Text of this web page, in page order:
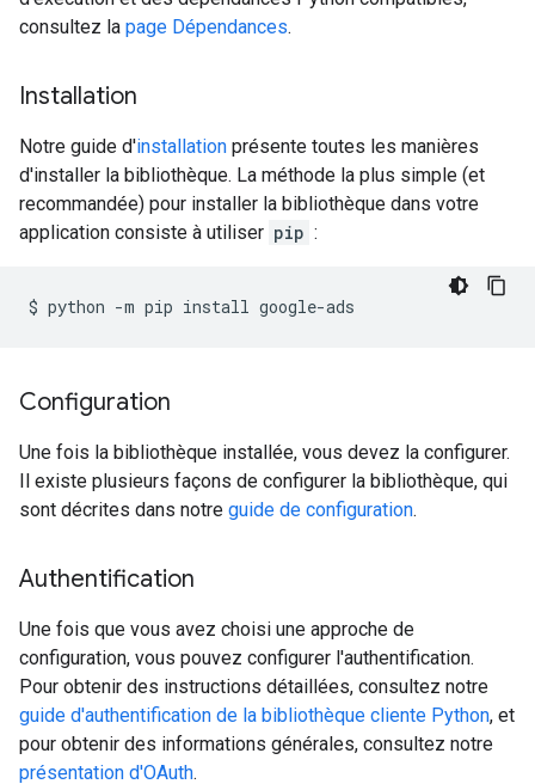
consultez la page Dépendances.
Installation
Notre guide d'installation présente toutes les manières
d'installer la bibliothèque. La méthode la plus simple (et
recommandée) pour installer la bibliothèque dans votre
application consiste à utiliser pip :
$ python -m pip install
Configuration
Une fois la bibliothèque installée, vous devez la configurer.
Il existe plusieurs façons de configurer la bibliothèque, qui
sont décrites dans notre guide de configuration.
Authentification
Une fois que vous avez choisi une approche de
configuration, vous pouvez configurer l'authentification.
Pour obtenir des instructions détaillées, consultez notre
guide d'authentification de la bibliothèque cliente Python, et
pour obtenir des informations générales, consultez notre
présentation d'OAuth.